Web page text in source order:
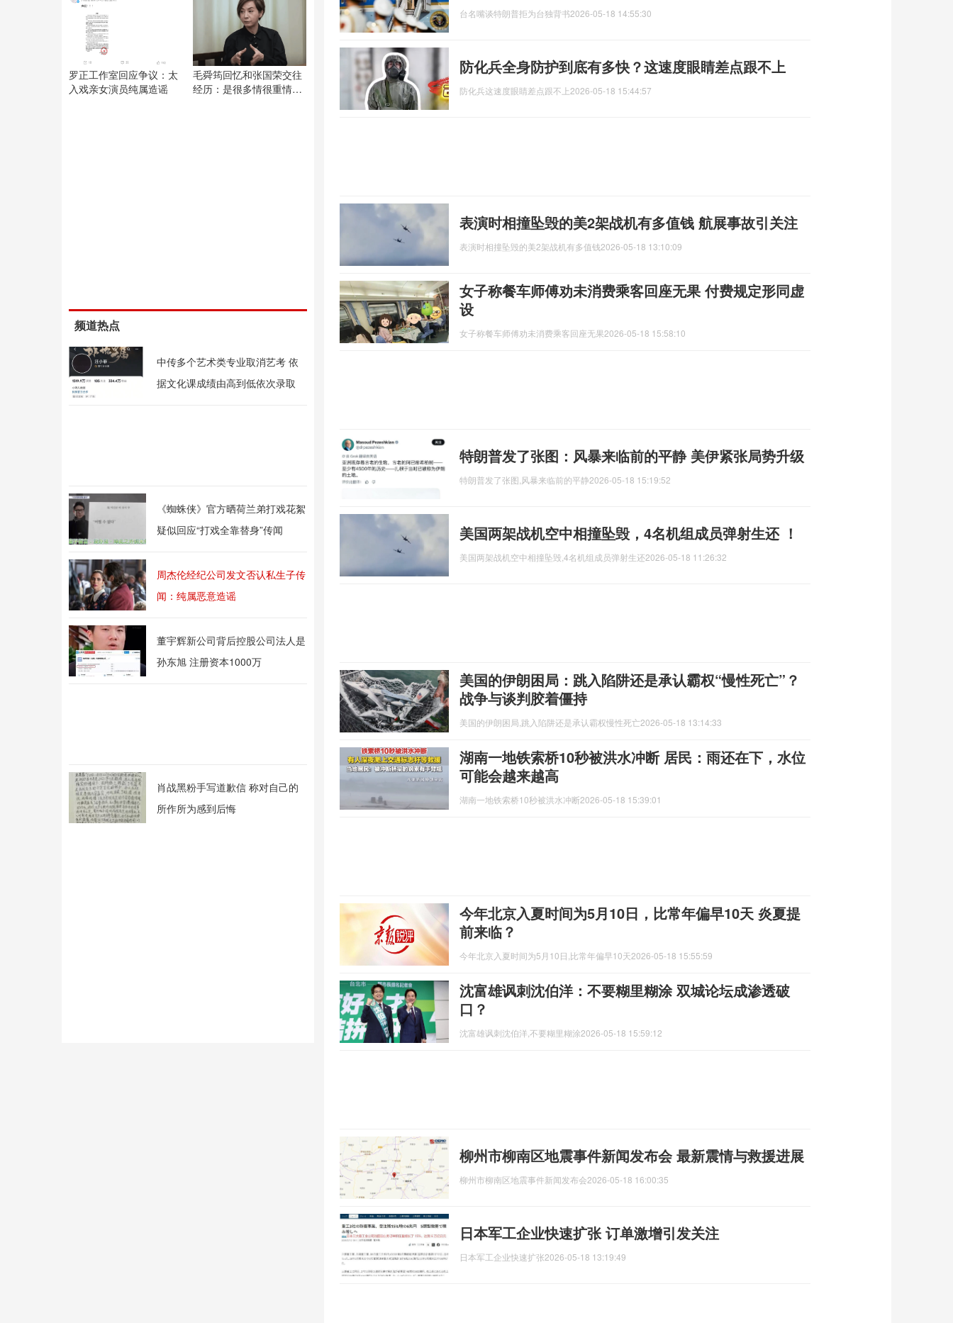
罗正工作室回应争议：太
入戏亲女演员纯属造谣
毛舜筠回忆和张国荣交往
经历：是很多情很重情的
频道热点
中传多个艺术类专业取消艺考 依
据文化课成绩由高到低依次录取
《蜘蛛侠》官方晒荷兰弟打戏花絮
疑似回应“打戏全靠替身”传闻
周杰伦经纪公司发文否认私生子传
闻：纯属恶意造谣
董宇辉新公司背后控股公司法人是
孙东旭 注册资本1000万
肖战黑粉手写道歉信 称对自己的
所作所为感到后悔
台名嘴谈特朗普拒为台独背书2026-05-18 14:55:30
防化兵全身防护到底有多快？这速度眼睛差点跟不上
防化兵这速度眼睛差点跟不上2026-05-18 15:44:57
表演时相撞坠毁的美2架战机有多值钱 航展事故引关注
表演时相撞坠毁的美2架战机有多值钱2026-05-18 13:10:09
女子称餐车师傅劝未消费乘客回座无果 付费规定形同虚
设
女子称餐车师傅劝未消费乘客回座无果2026-05-18 15:58:10
特朗普发了张图：风暴来临前的平静 美伊紧张局势升级
特朗普发了张图,风暴来临前的平静2026-05-18 15:19:52
美国两架战机空中相撞坠毁，4名机组成员弹射生还 ！
美国两架战机空中相撞坠毁,4名机组成员弹射生还2026-05-18 11:26:32
美国的伊朗困局：跳入陷阱还是承认霸权“慢性死亡”？
战争与谈判胶着僵持
美国的伊朗困局,跳入陷阱还是承认霸权慢性死亡2026-05-18 13:14:33
湖南一地铁索桥10秒被洪水冲断 居民：雨还在下，水位
可能会越来越高
湖南一地铁索桥10秒被洪水冲断2026-05-18 15:39:01
今年北京入夏时间为5月10日，比常年偏早10天 炎夏提
前来临？
今年北京入夏时间为5月10日,比常年偏早10天2026-05-18 15:55:59
沈富雄讽刺沈伯洋：不要糊里糊涂 双城论坛成渗透破
口？
沈富雄讽刺沈伯洋,不要糊里糊涂2026-05-18 15:59:12
柳州市柳南区地震事件新闻发布会 最新震情与救援进展
柳州市柳南区地震事件新闻发布会2026-05-18 16:00:35
日本军工企业快速扩张 订单激增引发关注
日本军工企业快速扩张2026-05-18 13:19:49